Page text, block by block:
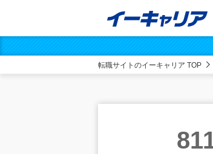
転職サイトのイーキャリア TOP